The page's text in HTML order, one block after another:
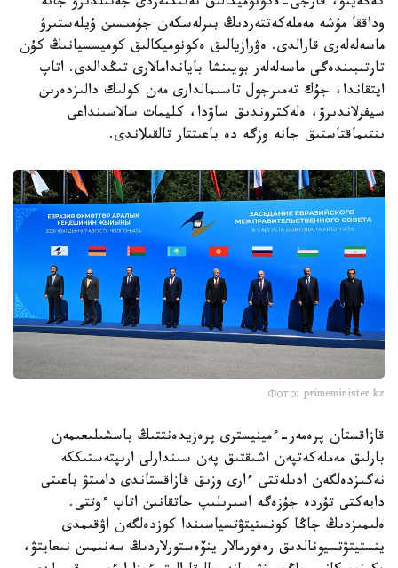
وداققا مۇشە مەملەكەتتەردىڭ بىرلەسكەن جۇمىسىن ۇيلەستىرۋ
ماسەلەلەرى قارالدى. ەۋرازيالىق ەكونوميكالىق كوميسسيانىڭ كۇن
تارتىبىندەگى ماسەلەلەر بويىنشا باياندامالارى تىڭدالدى. اتاپ
ايتقاندا، جۇك تەمىرجول تاسىمالدارى مەن كولىك دالىزدەرىن
سيفرلاندىرۋ، ەلەكتروندىق ساۋدا، كليمات سالاسىنداعى
ىنتىماقتاستىق جانە وزگە دە باعىتتار تالقىلاندى.
Фото: primeminister.kz
قازاقستان پرەمەر-ءمينيسترى پرەزيدەنتتىڭ باسشىلىعىمەن
بارلىق مەملەكەتپەن اشىقتىق پەن سىندارلى ارىپتەستىككە
نەگىزدەلگەن ادىلەتتى ءارى وزىق قازاقستاندى دامىتۋ باعىتى
دايەكتى تۇردە جۇزەگە اسىرىلىپ جاتقانىن اتاپ ءوتتى.
ەلىمىزدىڭ جاڭا كونستيتۋتسياسىندا كوزدەلگەن اۋقىمدى
ينستيتۋتسيونالدىق رەفورمالار ينۆەستورلاردىڭ سەنىمىن نىعايتۋ،